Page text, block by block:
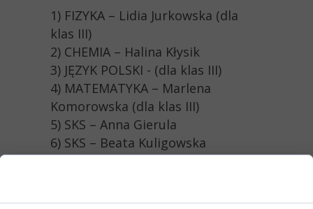
1) FIZYKA – Lidia Jurkowska (dla
klas III)
2) CHEMIA – Halina Kłysik
3) JĘZYK POLSKI - (dla klas III)
4) MATEMATYKA – Marlena
Komorowska (dla klas III)
5) SKS – Anna Gierula
6) SKS – Beata Kuligowska
7) SKS – Jarosław Budzyoski